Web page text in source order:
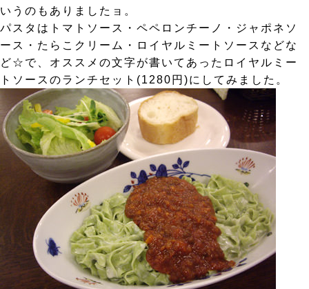
いうのもありましたョ。
パスタはトマトソース・ペペロンチーノ・ジャポネソ
ース・たらこクリーム・ロイヤルミートソースなどな
ど☆で、オススメの文字が書いてあったロイヤルミー
トソースのランチセット(1280円)にしてみました。